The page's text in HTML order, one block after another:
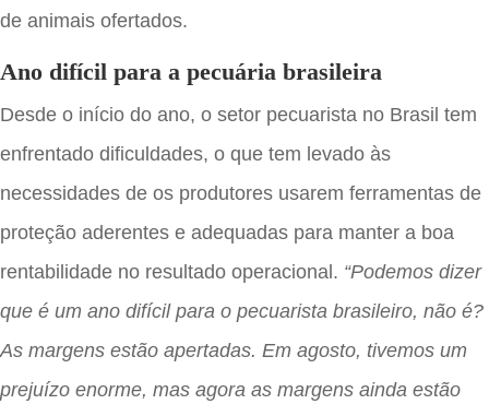
de animais ofertados.
Ano difícil para a pecuária brasileira
Desde o início do ano, o setor pecuarista no Brasil tem
enfrentado dificuldades, o que tem levado às
necessidades de os produtores usarem ferramentas de
proteção aderentes e adequadas para manter a boa
rentabilidade no resultado operacional. “Podemos dizer
que é um ano difícil para o pecuarista brasileiro, não é?
As margens estão apertadas. Em agosto, tivemos um
prejuízo enorme, mas agora as margens ainda estão